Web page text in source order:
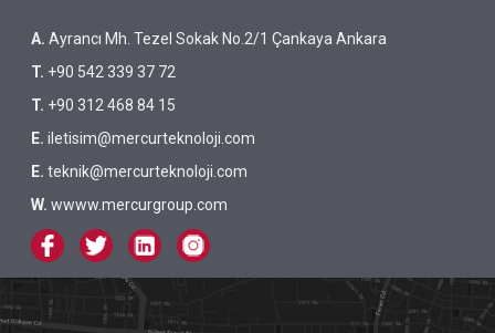
A. Ayrancı Mh. Tezel Sokak No.2/1 Çankaya Ankara
T. +90 542 339 37 72
T. +90 312 468 84 15
E. iletisim@mercurteknoloji.com
E. teknik@mercurteknoloji.com
W. wwww.mercurgroup.com